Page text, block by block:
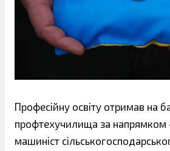
Професійну освіту отримав на
профтехучилища за напрямком
машиніст